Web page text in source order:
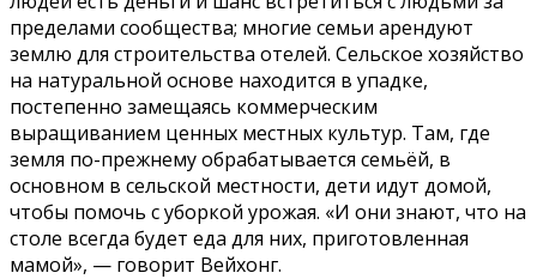
пределами сообщества; многие семьи арендуют
землю для строительства отелей. Сельское хозяйство
на натуральной основе находится в упадке,
постепенно замещаясь коммерческим
выращиванием ценных местных культур. Там, где
земля по-прежнему обрабатывается семьёй, в
основном в сельской местности, дети идут домой,
чтобы помочь с уборкой урожая. «И они знают, что на
столе всегда будет еда для них, приготовленная
мамой», — говорит Вейхонг.